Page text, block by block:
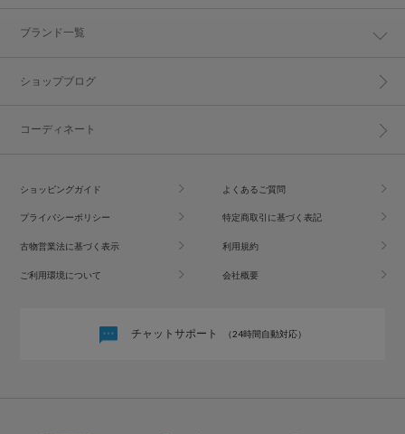
ブランド一覧
ショップブログ
コーディネート
ショッピングガイド よくあるご質問
プライバシーポリシー 特定商取引に基づく表記
古物営業法に基づく表示 利用規約
ご利用環境について 会社概要
チャットサポート （24時間自動対応）